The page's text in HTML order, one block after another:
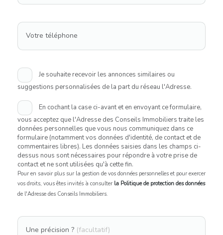
Votre téléphone
Je souhaite recevoir les annonces similaires ou
suggestions personnalisées de la part du réseau l'Adresse.
En cochant la case ci-avant et en envoyant ce formulaire,
vous acceptez que l'Adresse des Conseils Immobiliers traite les
données personnelles que vous nous communiquez dans ce
formulaire (notamment vos données d'identité, de contact et de
commentaires libres). Les données saisies dans les champs ci-
dessus nous sont nécessaires pour répondre à votre prise de
contact et ne sont utilisées qu'à cette fin.
Pour en savoir plus sur la gestion de vos données personnelles et pour exercer
vos droits, vous êtes invités à consulter la Politique de protection des données
de l'Adresse des Conseils Immobiliers.
Une précision ? (facultatif)